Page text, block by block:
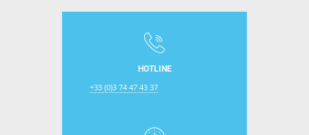
HOTLINE
+33 (0)3 74 47 43 37